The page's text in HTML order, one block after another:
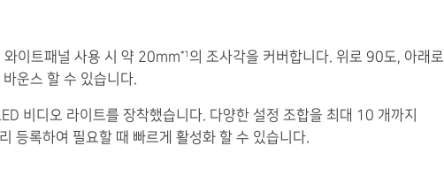
와이트패널 사용 시 약 20mm*1 의 조사각을 커버합니다. 위로 90도, 아래로
운스 할 수 있습니다.
비디오 라이트를 장착했습니다. 다양한 설정 조합을 최대 10 개까지
등록하여 필요할 때 빠르게 활성화 할 수 있습니다.